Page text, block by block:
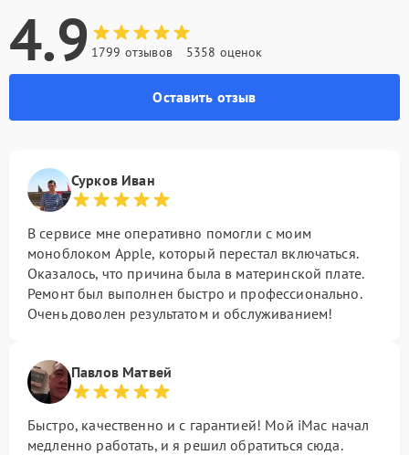
4.9 1799 отзывов 5358 оценок
Оставить отзыв
Сурков Иван
В сервисе мне оперативно помогли с моим
моноблоком Apple, который перестал включаться.
Оказалось, что причина была в материнской плате.
Ремонт был выполнен быстро и профессионально.
Очень доволен результатом и обслуживанием!
Павлов Матвей
Быстро, качественно и с гарантией! Мой iMac начал
медленно работать, и я решил обратиться сюда.